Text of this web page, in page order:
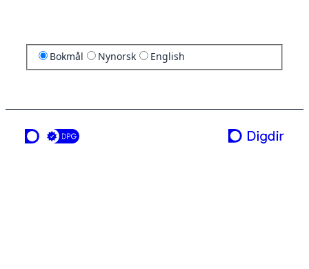
Bokmål Nynorsk English